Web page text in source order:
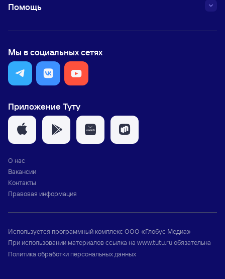
Помощь
Мы в социальных сетях
Приложение Туту
О нас
Вакансии
Контакты
Правовая информация
Используется программный комплексООО «Глобус Медиа»
При использовании материалов ссылка на www.tutu.ruобязательна
Политика обработки персональных данных